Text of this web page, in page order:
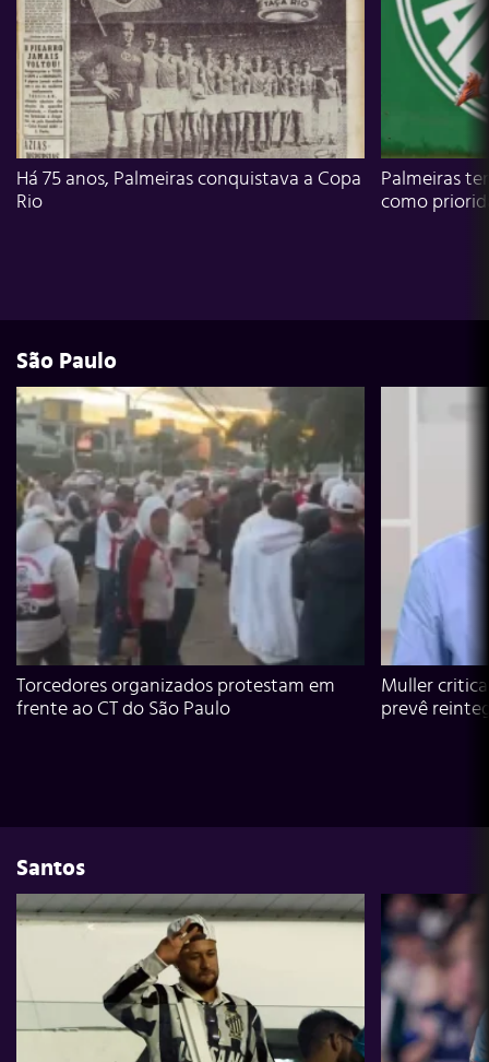
Há 75 anos, Palmeiras conquistava a Copa
Rio
Palmeiras
como
São Paulo
Torcedores organizados protestam em
frente ao CT do São Paulo
Muller
prevê
Santos